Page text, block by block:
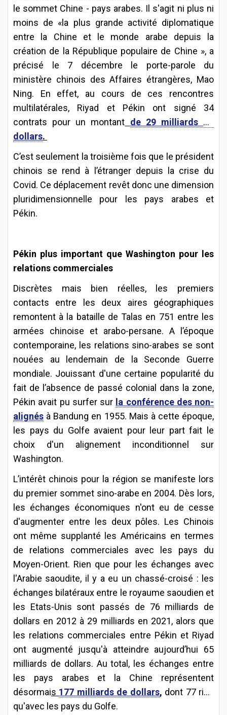
le sommet Chine - pays arabes. Il s'agit ni plus ni
moins de «la plus grande activité diplomatique
entre la Chine et le monde arabe depuis la
création de la République populaire de Chine », a
précisé le 7 décembre le porte-parole du
ministère chinois des Affaires étrangères, Mao
Ning. En effet, au cours de ces rencontres
multilatérales, Riyad et Pékin ont signé 34
contrats pour un montant de 29 milliards de
dollars.
C’est seulement la troisième fois que le président
chinois se rend à l’étranger depuis la crise du
Covid. Ce déplacement revêt donc une dimension
pluridimensionnelle pour les pays arabes et
Pékin.
Pékin plus important que Washington pour les
relations commerciales
Discrètes mais bien réelles, les premiers
contacts entre les deux aires géographiques
remontent à la bataille de Talas en 751 entre les
armées chinoise et arabo-persane. A l’époque
contemporaine, les relations sino-arabes se sont
nouées au lendemain de la Seconde Guerre
mondiale. Jouissant d'une certaine popularité du
fait de l’absence de passé colonial dans la zone,
Pékin avait pu surfer sur la conférence des non-
alignés à Bandung en 1955. Mais à cette époque,
les pays du Golfe avaient pour leur part fait le
choix d'un alignement inconditionnel sur
Washington.
L’intérêt chinois pour la région se manifeste lors
du premier sommet sino-arabe en 2004. Dès lors,
les échanges économiques n'ont eu de cesse
d'augmenter entre les deux pôles. Les Chinois
ont même supplanté les Américains en termes
de relations commerciales avec les pays du
Moyen-Orient. Rien que pour les échanges avec
l'Arabie saoudite, il y a eu un chassé-croisé : les
échanges bilatéraux entre le royaume saoudien et
les Etats-Unis sont passés de 76 milliards de
dollars en 2012 à 29 milliards en 2021, alors que
les relations commerciales entre Pékin et Riyad
ont augmenté jusqu'à atteindre aujourd’hui 65
milliards de dollars. Au total, les échanges entre
les pays arabes et la Chine représentent
désormais 177 milliards de dollars, dont 77 rien
qu'avec les pays du Golfe.